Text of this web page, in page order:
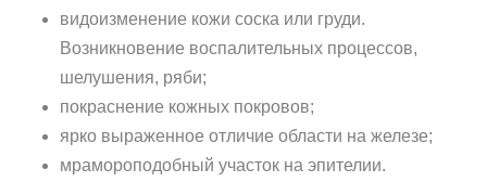
видоизменение кожи соска или груди.
Возникновение воспалительных процессов,
шелушения, ряби;
покраснение кожных покровов;
ярко выраженное отличие области на железе;
мрамороподобный участок на эпителии.